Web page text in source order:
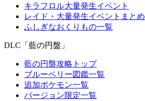
キラフロル大量発生イベント
レイド・大量発生イベントまとめ
ふしぎなおくりもの一覧
DLC「藍の円盤」
藍の円盤攻略トップ
ブルーベリー図鑑一覧
追加ポケモン一覧
バージョン限定一覧